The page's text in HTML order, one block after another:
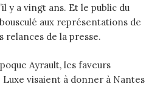
y a vingt ans. Et le public du
aux représentations de
relances de la presse.
Ayrault, les faveurs
Luxe visaient à donner à Nantes